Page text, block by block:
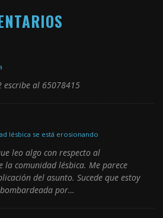
escribe al 65078415
lésbica se está erosionando
leo algo con respecto al
la comunidad lésbica. Me parece
del asunto. Sucede que estoy
por…